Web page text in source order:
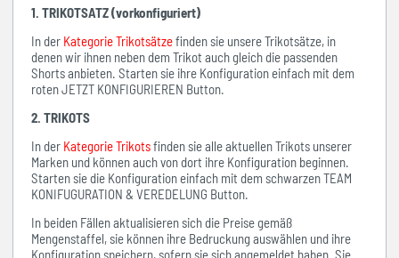
1. TRIKOTSATZ (vorkonfiguriert)
In der Kategorie Trikotsätzefinden sie unsere Trikotsätze, in
denen wir ihnen neben dem Trikot auch gleich die passenden
Shorts anbieten. Starten sie ihre Konfiguration einfach mit dem
roten JETZT KONFIGURIEREN Button.
2. TRIKOTS
In der Kategorie Trikotsfinden sie alle aktuellen Trikots unserer
Marken und können auch von dort ihre Konfiguration beginnen.
Starten sie die Konfiguration einfach mit dem schwarzen TEAM
KONIFUGURATION & VEREDELUNG Button.
In beiden Fällen aktualisieren sich die Preise gemäß
Mengenstaffel, sie können ihre Bedruckung auswählen und ihre
Konfiguration speichern, sofern sie sich angemeldet haben. Sie